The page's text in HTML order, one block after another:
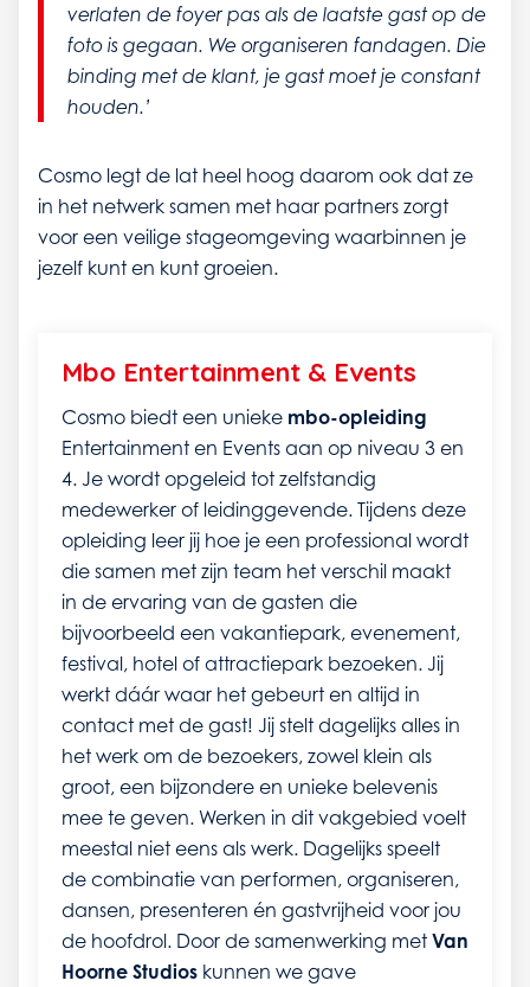
verlaten de foyer pas als de laatste gast op de
foto is gegaan. We organiseren fandagen. Die
binding met de klant, je gast moet je constant
houden.’
Cosmo legt de lat heel hoog daarom ook dat ze
in het netwerk samen met haar partners zorgt
voor een veilige stageomgeving waarbinnen je
jezelf kunt en kunt groeien.
Mbo Entertainment & Events
Cosmo biedt een unieke mbo-opleiding
Entertainment en Events aan op niveau 3 en
4. Je wordt opgeleid tot zelfstandig
medewerker of leidinggevende. Tijdens deze
opleiding leer jij hoe je een professional wordt
die samen met zijn team het verschil maakt
in de ervaring van de gasten die
bijvoorbeeld een vakantiepark, evenement,
festival, hotel of attractiepark bezoeken. Jij
werkt dáár waar het gebeurt en altijd in
contact met de gast! Jij stelt dagelijks alles in
het werk om de bezoekers, zowel klein als
groot, een bijzondere en unieke belevenis
mee te geven. Werken in dit vakgebied voelt
meestal niet eens als werk. Dagelijks speelt
de combinatie van performen, organiseren,
dansen, presenteren én gastvrijheid voor jou
de hoofdrol. Door de samenwerking met Van
Hoorne Studios kunnen we gave